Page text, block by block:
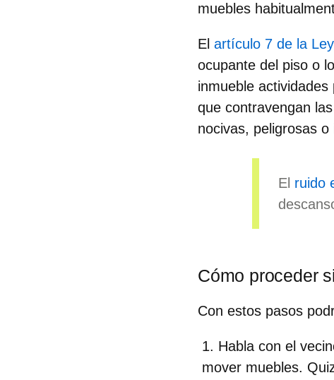
muebles
El artículo 7 de la
ocupante del piso o
inmueble
que contravengan
nocivas, peligrosas o
El ruido
Cómo proceder
Con estos pasos
Habla con el
mover muebles.